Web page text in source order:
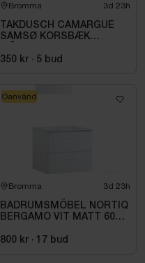
Bromma 3d 23h
TAKDUSCH CAMARGUE
SAMSØ KORSBÆK
350 kr · 5 bud
Bromma 3d 23h
BADRUMSMÖBEL NORTIQ
BERGAMO VIT MATT 60
800 kr · 17 bud
Oanvänd